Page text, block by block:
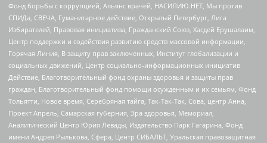
Фонд борьбы с коррупцией, Альянс врачей, НАСИЛИЮ.НЕТ, Мы против
СПИДа, СВЕЧА, Гуманитарное действие, Открытый Петербург, Лига
Избирателей, Правовая инициатива, Гражданский Союз, Хасдей Ерушалаим,
Центр поддержки и содействия развитию средств массовой информации,
Горячая Линия, В защиту прав заключенных, Институт глобализации и
социальных движений, Центр социально-информационных инициатив
Действие, Благотворительный фонд охраны здоровья и защиты прав
граждан, Благотворительный фонд помощи осужденным и их семьям, Фонд
Тольятти, Новое время, Серебряная тайга, Так-Так-Так, Сова, центр Анна,
Проект Апрель, Самарская губерния, Эра здоровья, Мемориал,
Аналитический Центр Юрия Левады, Издательство Парк Гагарина, Фонд
имени Андрея Рылькова, Сфера, Центр СИБАЛЬТ, Уральская правозащитная